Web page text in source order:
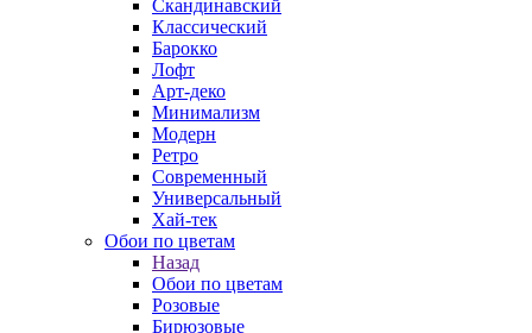
Скандинавский
Классический
Барокко
Лофт
Арт-деко
Минимализм
Модерн
Ретро
Современный
Универсальный
Хай-тек
Обои по цветам
Назад
Обои по цветам
Розовые
Бирюзовые